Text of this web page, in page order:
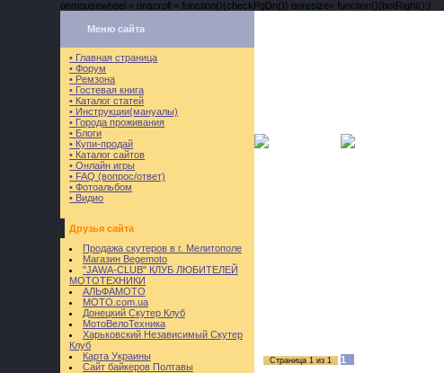
onmousewheel = onscroll = function(){checkPgDn()} onresize= function(){botRight();}
Меню сайта
• Главная страница
• Форум
• Ремзона
• Гостевая книга
• Каталог статей
• Инструкции(мануалы)
• Города проживания
• Блоги
• Купи-продай
• Каталог сайтов
• Онлайн игры
• FAQ (вопрос/ответ)
• Фотоальбом
• Видио
Друзья сайта
Продажа скутеров в г. Мелитополе
Магазин Begemoto
"JAWA-CLUB" КЛУБ ЛЮБИТЕЛЕЙ
МОТОТЕХНИКИ
АЛЬФАМОТО
MOTO.com.ua
Донецкий Скутер Клуб
МотоВелоТехника
Харьковский Независимый Скутер
Клуб
Карта Украины
Сайт байкеров Полтавы
Страница1 из1 1